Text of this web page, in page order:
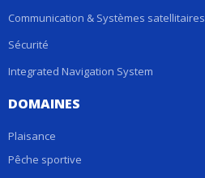
Communication & Systèmes satellitaires
Sécurité
Integrated Navigation System
DOMAINES
Plaisance
Pêche sportive